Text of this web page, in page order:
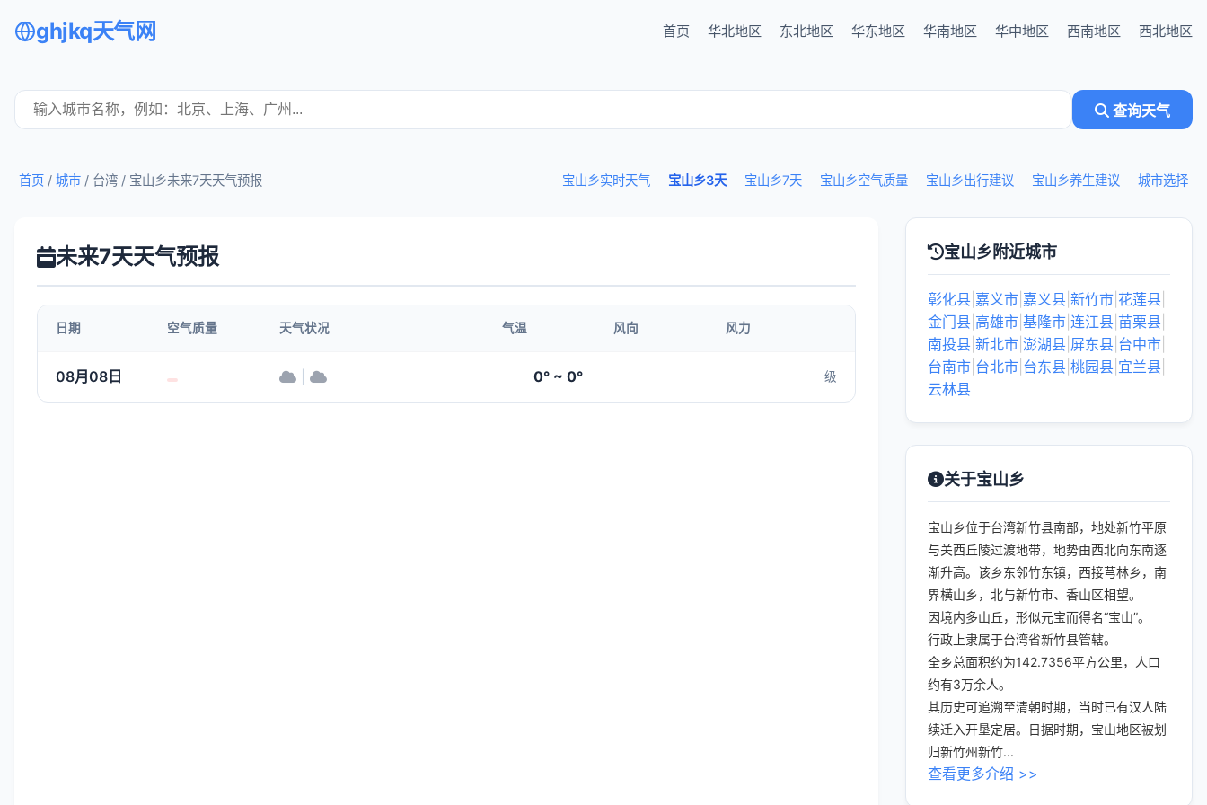
ghjkq天气网 首页 华北地区 东北地区 华东地区 华南地区 华中地区 西南地区 西北地区
查询天气
宝山乡实时天气 宝山乡3天 宝山乡7天 宝山乡空气质量 宝山乡出行建议 宝山乡养生建议 城市选择
首页 / 城市 / 台湾 / 宝山乡未来7天天气预报
未来7天天气预报
日期 空气质量 天气状况 气温 风向 风力
08月08日 0° ~ 0° 级
宝山乡附近城市
彰化县 嘉义市 嘉义县 新竹市 花莲县
金门县 高雄市 基隆市 连江县 苗栗县
南投县 新北市 澎湖县 屏东县 台中市
台南市 台北市 台东县 桃园县 宜兰县
云林县
关于宝山乡
宝山乡位于台湾新竹县南部，地处新竹平原
与关西丘陵过渡地带，地势由西北向东南逐
渐升高。该乡东邻竹东镇，西接芎林乡，南
界横山乡，北与新竹市、香山区相望。
因境内多山丘，形似元宝而得名“宝山”。
行政上隶属于台湾省新竹县管辖。
全乡总面积约为142.7356平方公里，人口
约有3万余人。
其历史可追溯至清朝时期，当时已有汉人陆
续迁入开垦定居。日据时期，宝山地区被划
归新竹州新竹...
查看更多介绍 >>